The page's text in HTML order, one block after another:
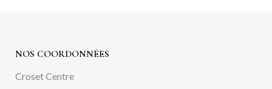
NOS COORDONNÉES
Croset Centre